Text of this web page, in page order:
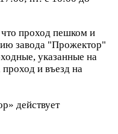
проход пешком и
завода "Прожектор"
указанные на
и въезд на
действует